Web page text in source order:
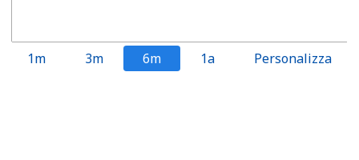
1m 3m 6m 1a Personalizza